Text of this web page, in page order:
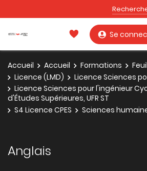
Se
Accueil Accueil Formations
Licence (LMD)
Licence Sciences
Licence Sciences pour l'ingénieur
d'Études Supérieures, UFR ST
S4 Licence CPES
Sciences
Anglais